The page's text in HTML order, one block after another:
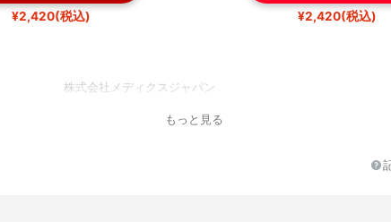
¥2,420(税込) ¥2,420(税込)
株式会社メディクスジャパン
もっと見る